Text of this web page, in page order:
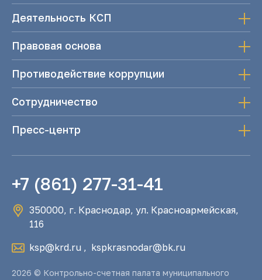
Деятельность КСП
Правовая основа
Противодействие коррупции
Сотрудничество
Пресс-центр
+7 (861) 277-31-41
350000, г. Краснодар, ул. Красноармейская,
116
ksp@krd.ru , kspkrasnodar@bk.ru
2026 © Контрольно-счетная палата муниципального